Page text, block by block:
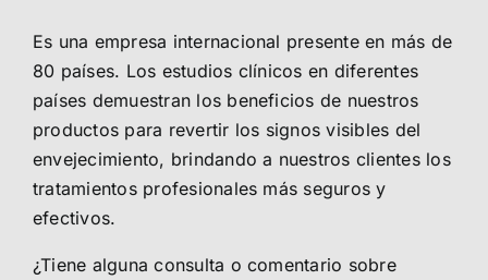
Es una empresa internacional presente en más de
80 países. Los estudios clínicos en diferentes
países demuestran los beneficios de nuestros
productos para revertir los signos visibles del
envejecimiento, brindando a nuestros clientes los
tratamientos profesionales más seguros y
efectivos.
¿Tiene alguna consulta o comentario sobre